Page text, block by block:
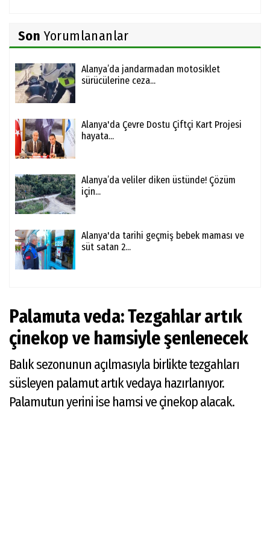
Son Yorumlananlar
Alanya’da jandarmadan motosiklet
sürücülerine ceza...
Alanya'da Çevre Dostu Çiftçi Kart Projesi
hayata...
Alanya’da veliler diken üstünde! Çözüm
için...
Alanya'da tarihi geçmiş bebek maması ve
süt satan 2...
Palamuta veda: Tezgahlar artık
çinekop ve hamsiyle şenlenecek
Balık sezonunun açılmasıyla birlikte tezgahları
süsleyen palamut artık vedaya hazırlanıyor.
Palamutun yerini ise hamsi ve çinekop alacak.